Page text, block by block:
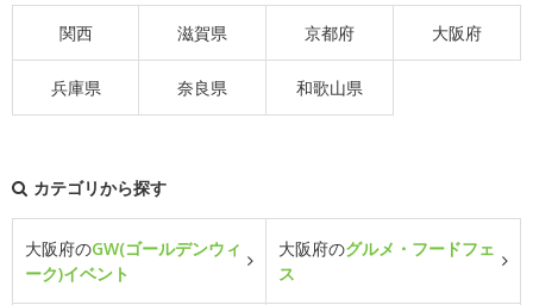
関西 滋賀県 京都府 大阪府
兵庫県 奈良県 和歌山県
カテゴリから探す
大阪府のGW(ゴールデンウィ
ーク)イベント
大阪府のグルメ・フードフェ
ス